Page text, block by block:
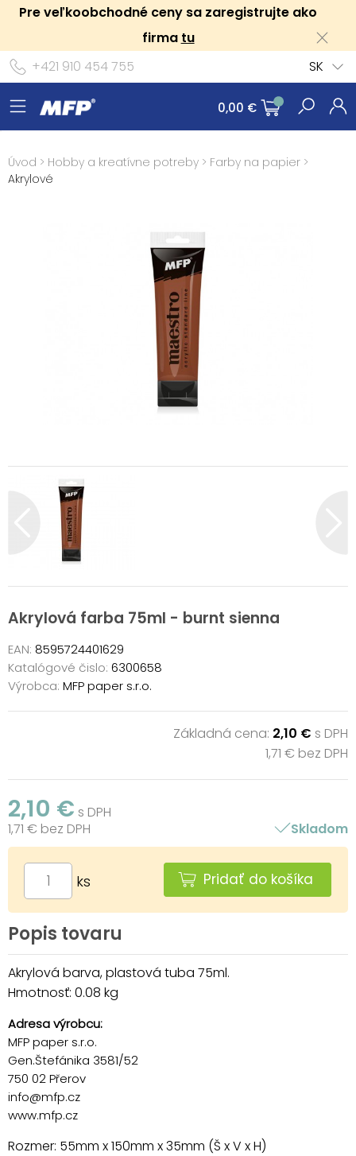
Pre veľkoobchodné ceny sa zaregistrujte ako
firma tu
+421 910 454 755
SK
0,00 €
Úvod > Hobby a kreatívne potreby > Farby na papier >
Akrylové
Akrylová farba 75ml - burnt sienna
EAN: 8595724401629
Katalógové čislo: 6300658
Výrobca: MFP paper s.r.o.
Základná cena: 2,10 € s DPH
1,71 € bez DPH
2,10 € s DPH
1,71 € bez DPH
Skladom
ks Pridať do košíka
Popis tovaru
Akrylová barva, plastová tuba 75ml.
Hmotnosť: 0.08 kg
Adresa výrobcu:
MFP paper s.r.o.
Gen.Štefánika 3581/52
750 02 Přerov
info@mfp.cz
www.mfp.cz
Rozmer: 55mm x 150mm x 35mm (Š x V x H)